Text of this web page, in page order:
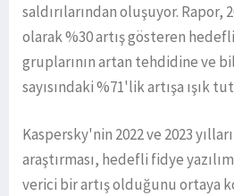
saldırılarından oluşuyor. Rapor,
olarak %30 artış gösteren hedefli
gruplarının artan tehdidine ve
sayısındaki %71'lik artışa ışık
Kaspersky'nin 2022 ve 2023
araştırması, hedefli fidye
verici bir artış olduğunu ortaya